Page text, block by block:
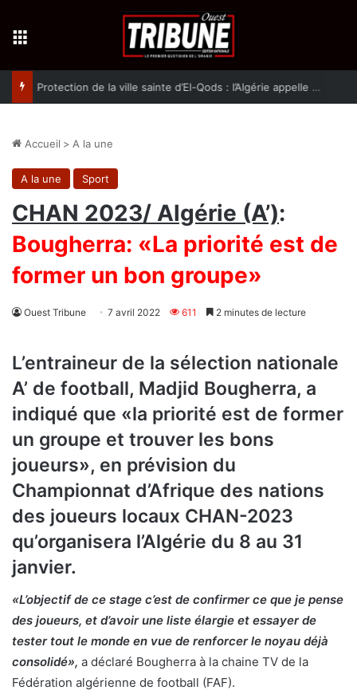
Protection de la ville sainte d’El-Qods : l’Algérie appelle à une action collective
Accueil > A la une
A la une Sport
CHAN 2023/ Algérie (A’):
Bougherra: «La priorité est de
former un bon groupe»
Ouest Tribune 7 avril 2022 611 2 minutes de lecture
L’entraineur de la sélection nationale
A’ de football, Madjid Bougherra, a
indiqué que «la priorité est de former
un groupe et trouver les bons
joueurs», en prévision du
Championnat d’Afrique des nations
des joueurs locaux CHAN-2023
qu’organisera l’Algérie du 8 au 31
janvier.
«L’objectif de ce stage c’est de confirmer ce que je pense
des joueurs, et d’avoir une liste élargie et essayer de
tester tout le monde en vue de renforcer le noyau déjà
consolidé», a déclaré Bougherra à la chaine TV de la
Fédération algérienne de football (FAF).